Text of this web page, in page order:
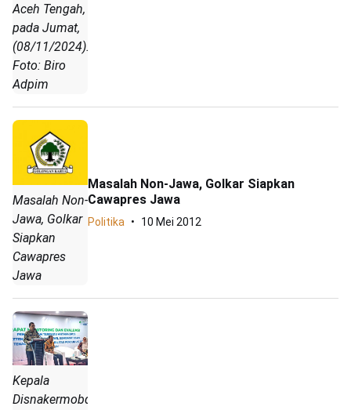
Aceh Tengah,
pada Jumat,
(08/11/2024).
Foto: Biro
Adpim
Masalah Non-
Jawa, Golkar
Siapkan
Cawapres
Jawa
Masalah Non-Jawa, Golkar Siapkan
Cawapres Jawa
Politika 10 Mei 2012
Kepala
Disnakermobduk